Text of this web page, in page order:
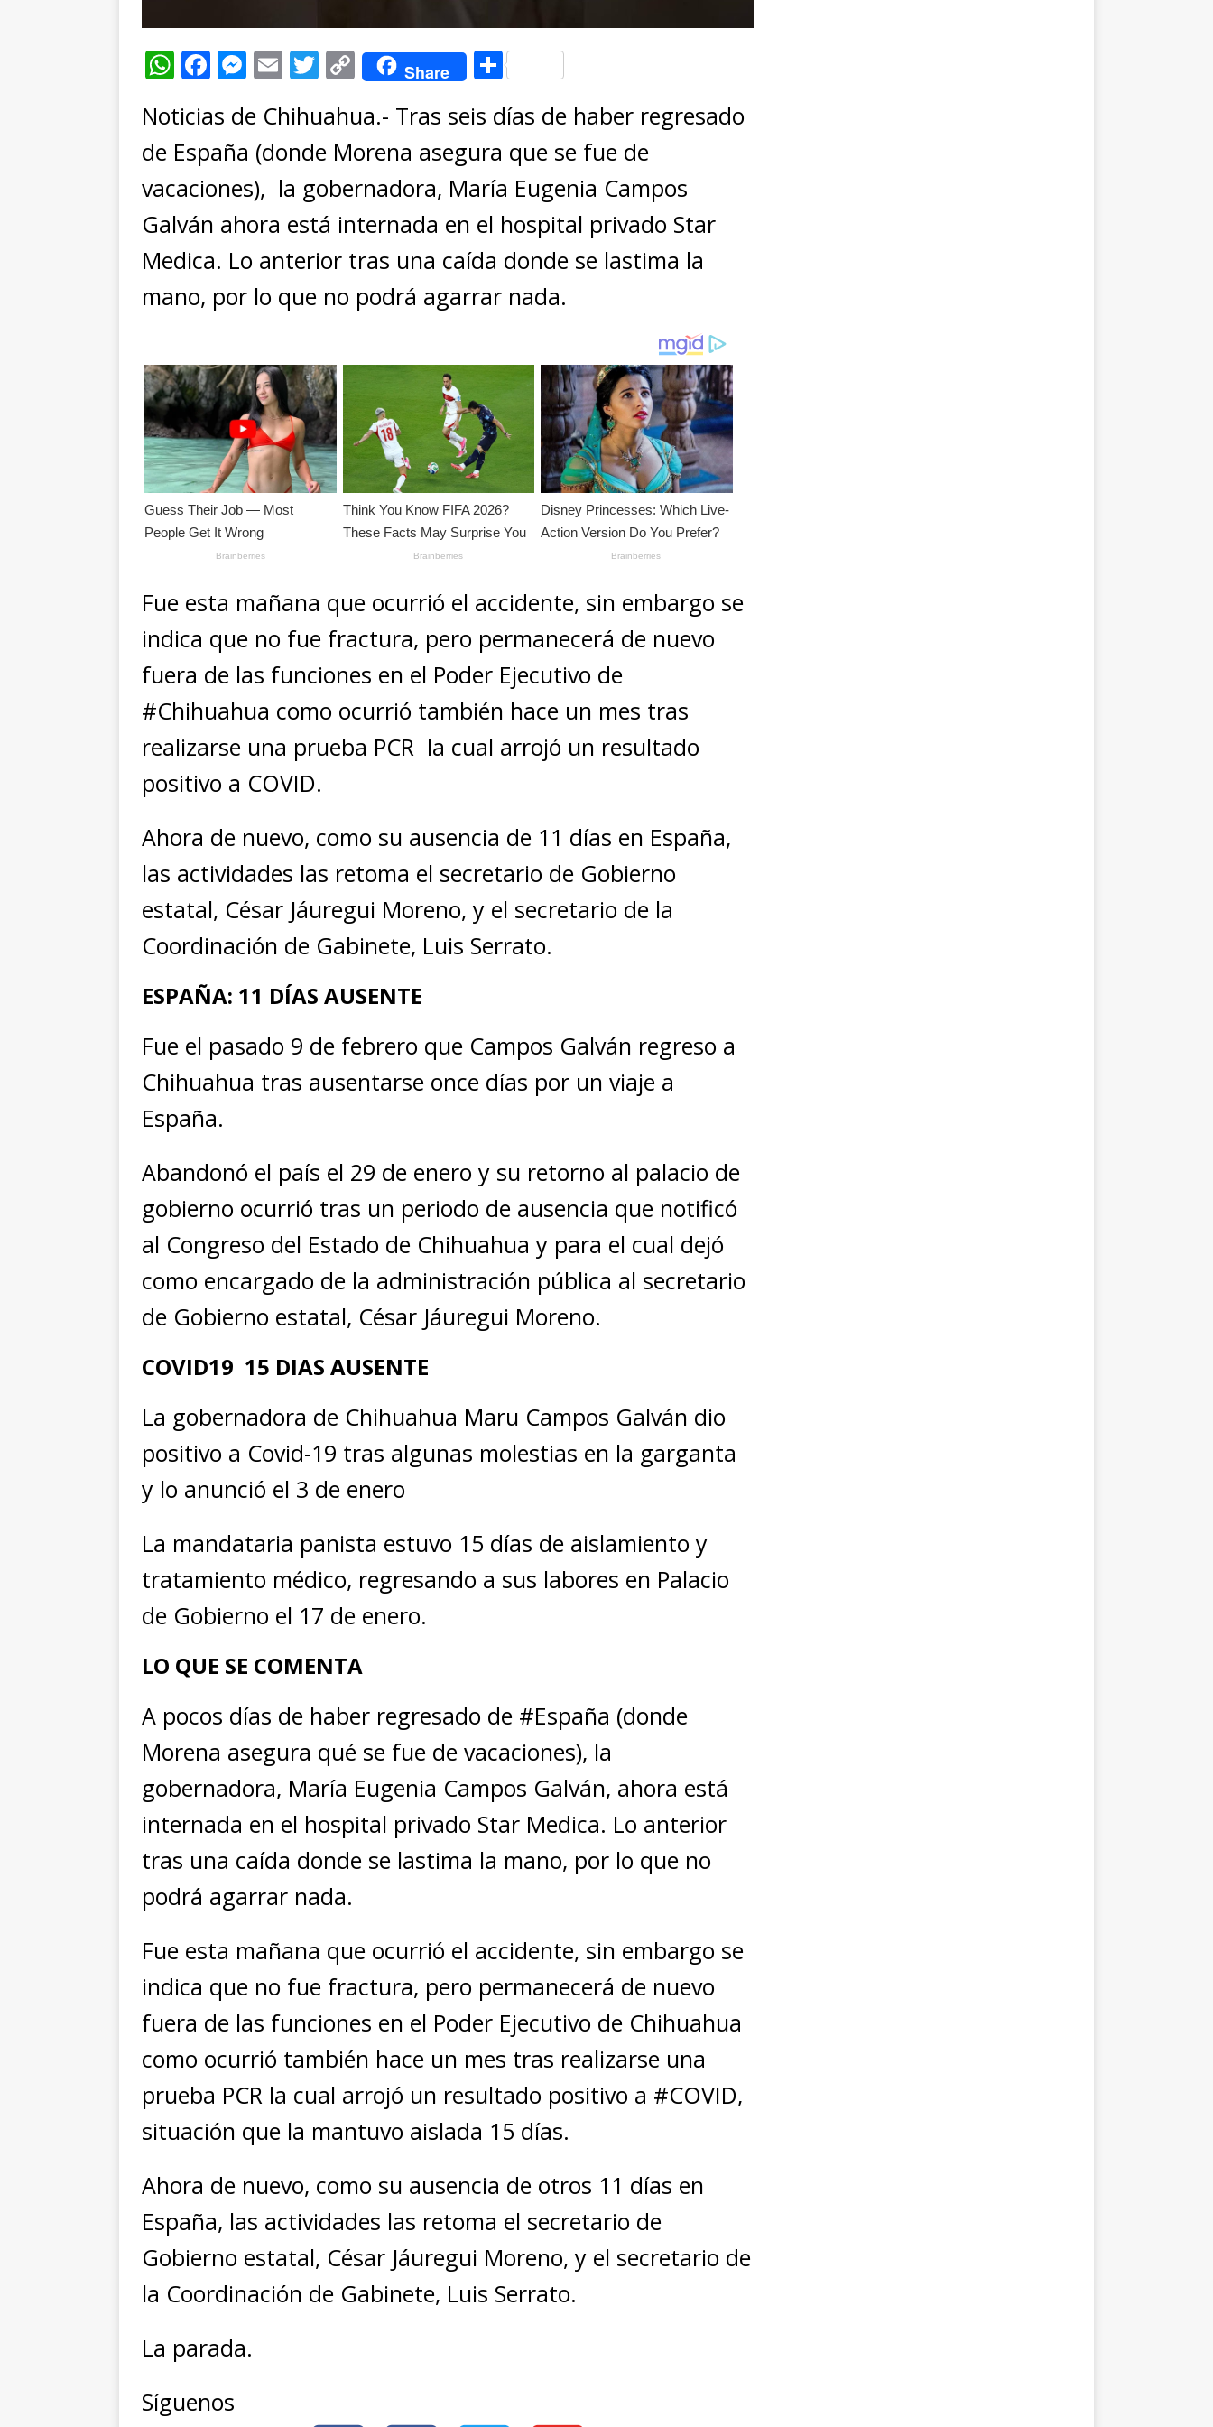
W
at
s
A
p
p
F
c
e
b
o
o
k
M
ss
e
n
g
e
r
E
ai
l
T
it
te
r
C
o
p
y
Li
n
k
Share C
m
p
ar
ti
r
Noticias de Chihuahua.- Tras seis días de haber regresado
de España (donde Morena asegura que se fue de
vacaciones), la gobernadora, María Eugenia Campos
Galván ahora está internada en el hospital privado Star
Medica. Lo anterior tras una caída donde se lastima la
mano, por lo que no podrá agarrar nada.
Fue esta mañana que ocurrió el accidente, sin embargo se
indica que no fue fractura, pero permanecerá de nuevo
fuera de las funciones en el Poder Ejecutivo de
#Chihuahua como ocurrió también hace un mes tras
realizarse una prueba PCR la cual arrojó un resultado
positivo a COVID.
Ahora de nuevo, como su ausencia de 11 días en España,
las actividades las retoma el secretario de Gobierno
estatal, César Jáuregui Moreno, y el secretario de la
Coordinación de Gabinete, Luis Serrato.
ESPAÑA: 11 DÍAS AUSENTE
Fue el pasado 9 de febrero que Campos Galván regreso a
Chihuahua tras ausentarse once días por un viaje a
España.
Abandonó el país el 29 de enero y su retorno al palacio de
gobierno ocurrió tras un periodo de ausencia que notificó
al Congreso del Estado de Chihuahua y para el cual dejó
como encargado de la administración pública al secretario
de Gobierno estatal, César Jáuregui Moreno.
COVID19 15 DIAS AUSENTE
La gobernadora de Chihuahua Maru Campos Galván dio
positivo a Covid-19 tras algunas molestias en la garganta
y lo anunció el 3 de enero
La mandataria panista estuvo 15 días de aislamiento y
tratamiento médico, regresando a sus labores en Palacio
de Gobierno el 17 de enero.
LO QUE SE COMENTA
A pocos días de haber regresado de #España (donde
Morena asegura qué se fue de vacaciones), la
gobernadora, María Eugenia Campos Galván, ahora está
internada en el hospital privado Star Medica. Lo anterior
tras una caída donde se lastima la mano, por lo que no
podrá agarrar nada.
Fue esta mañana que ocurrió el accidente, sin embargo se
indica que no fue fractura, pero permanecerá de nuevo
fuera de las funciones en el Poder Ejecutivo de Chihuahua
como ocurrió también hace un mes tras realizarse una
prueba PCR la cual arrojó un resultado positivo a #COVID,
situación que la mantuvo aislada 15 días.
Ahora de nuevo, como su ausencia de otros 11 días en
España, las actividades las retoma el secretario de
Gobierno estatal, César Jáuregui Moreno, y el secretario de
la Coordinación de Gabinete, Luis Serrato.
La parada.
Síguenos